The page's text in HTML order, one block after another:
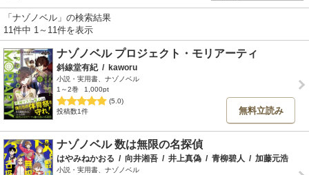
「ナゾノベル」の検索結果
11件中 1～11件を表示
ナゾノベル プロジェクト・モリアーティ
斜線堂有紀 / kaworu
小説・実用書、ナゾノベル
1～2巻
1,000pt
(5.0)
投稿数1件
無料立読み
ナゾノベル 数は無限の名探偵
はやみねかおる / 向井湘吾 / 井上真偽 / 青柳碧人 / 加藤元浩
小説・実用書、ナゾノベル